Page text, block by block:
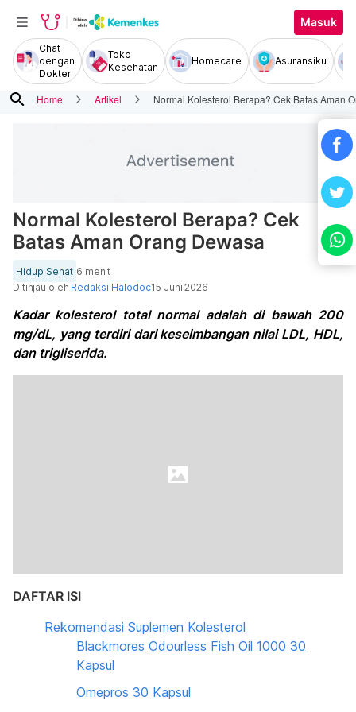
Masuk
Chat
dengan
Dokter
Toko
Kesehatan
Homecare Asuransiku
search Home Artikel Normal Kolesterol Berapa? Cek Batas Aman
Normal Kolesterol Berapa? Cek
Batas Aman Orang Dewasa
Hidup Sehat 6 menit
Ditinjau oleh Redaksi Halodoc15 Juni 2026
Kadar kolesterol total normal adalah di bawah 200
mg/dL, yang terdiri dari keseimbangan nilai LDL, HDL,
dan trigliserida.
DAFTAR ISI
Rekomendasi Suplemen Kolesterol
Blackmores Odourless Fish Oil 1000 30
Kapsul
Omepros 30 Kapsul